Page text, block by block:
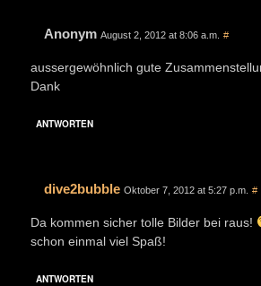
Anonym August 2, 2012 at 8:06 a.m. #
aussergewöhnlich gute
Dank
ANTWORTEN
dive2bubble Oktober 7, 2012 at 5:27 p.m. #
Da kommen sicher tolle Bilder bei raus!
schon einmal viel Spaß!
ANTWORTEN